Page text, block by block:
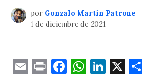
por Gonzalo Martín Patrone
1 de diciembre de 2021
EmailPrintFacebook
X